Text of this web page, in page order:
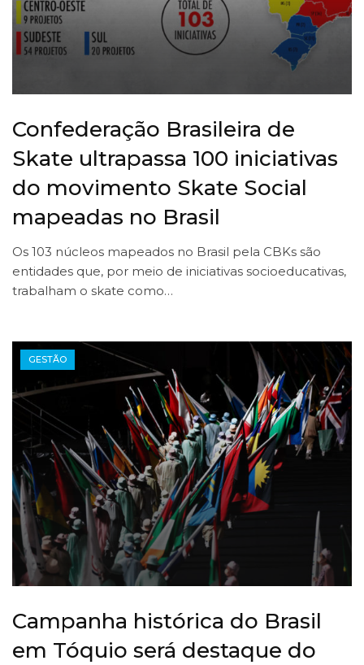
Confederação Brasileira de
Skate ultrapassa 100 iniciativas
do movimento Skate Social
mapeadas no Brasil
Os 103 núcleos mapeados no Brasil pela CBKs são
entidades que, por meio de iniciativas socioeducativas,
trabalham o skate como…
GESTÃO
Campanha histórica do Brasil
em Tóquio será destaque do